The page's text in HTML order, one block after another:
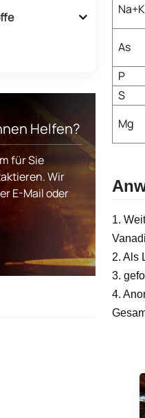
Helfen?
für Sie
Wir
E-Mail oder
Na+K
As
P
S
Mg
1.
2. Als
3.
4.